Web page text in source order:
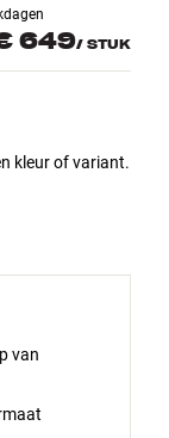
649/ STUK
kleur of variant.
van